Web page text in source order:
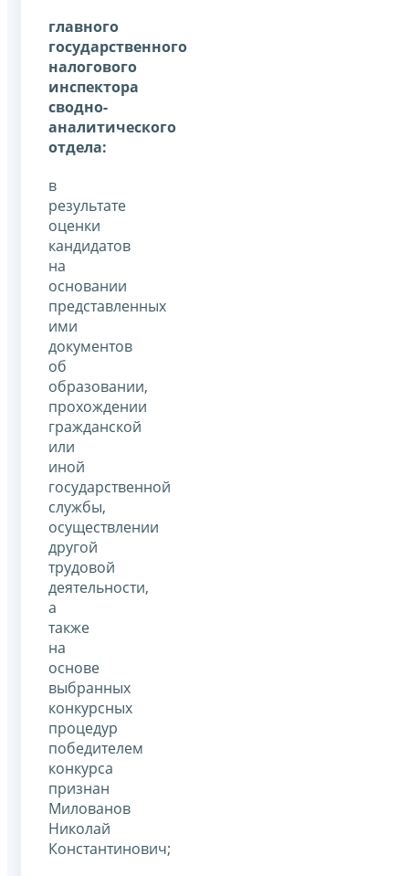
главного
государственного
налогового
инспектора
сводно-
аналитического
отдела:
в
результате
оценки
кандидатов
на
основании
представленных
ими
документов
об
образовании,
прохождении
гражданской
или
иной
государственной
службы,
осуществлении
другой
трудовой
деятельности,
а
также
на
основе
выбранных
конкурсных
процедур
победителем
конкурса
признан
Милованов
Николай
Константинович;